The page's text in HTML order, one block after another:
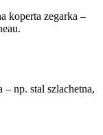
koperta zegarka –
np. stal szlachetna,